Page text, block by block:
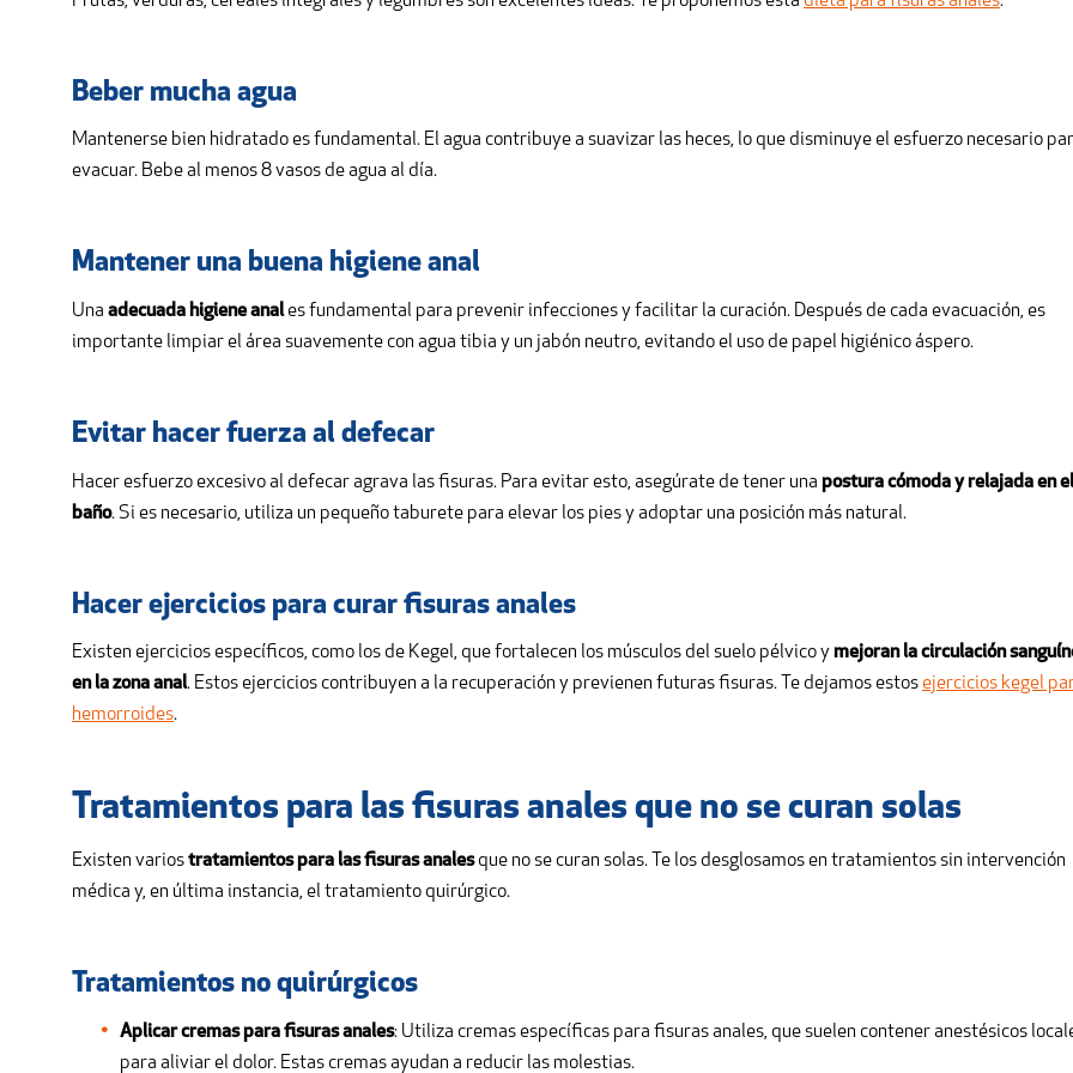
Beber mucha agua
Mantenerse bien hidratado es fundamental. El agua contribuye a suavizar las heces, lo que disminuye el esfuerzo necesario
evacuar. Bebe al menos 8 vasos de agua al día.
Mantener una buena higiene anal
Una adecuada higiene anales fundamental para prevenir infecciones y facilitar la curación. Después de cada evacuación, es
importante limpiar el área suavemente con agua tibia y un jabón neutro, evitando el uso de papel higiénico áspero.
Evitar hacer fuerza al defecar
Hacer esfuerzo excesivo al defecar agrava las fisuras. Para evitar esto, asegúrate de tener una postura cómoda y relajada en el
baño. Si es necesario, utiliza un pequeño taburete para elevar los pies y adoptar una posición más natural.
Hacer ejercicios para curar fisuras anales
Existen ejercicios específicos, como los de Kegel, que fortalecen los músculos del suelo pélvico ymejoran la circulación
en la zona anal. Estos ejercicios contribuyen a la recuperación y previenen futuras fisuras. Te dejamos estosejercicios kegel
hemorroides.
Tratamientos para las fisuras anales que no se curan solas
Existen variostratamientos para las fisuras analesque no se curan solas. Te los desglosamos en tratamientos sin intervención
médica y, en última instancia, el tratamiento quirúrgico.
Tratamientos no quirúrgicos
Aplicar cremas para fisuras anales: Utiliza cremas específicas para fisuras anales, que suelen contener anestésicos
para aliviar el dolor. Estas cremas ayudan a reducir las molestias.